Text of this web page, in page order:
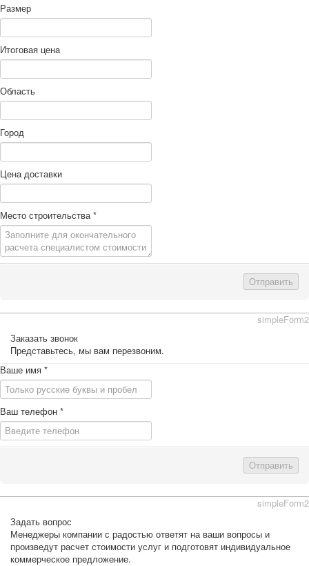
Размер
Итоговая цена
Область
Город
Цена доставки
Место строительства*
Отправить
simpleForm2
Заказать звонок
Представьтесь, мы вам перезвоним.
Ваше имя *
Ваш телефон *
Отправить
simpleForm2
Задать вопрос
Менеджеры компании с радостью ответят на ваши вопросы и
произведут расчет стоимости услуг и подготовят индивидуальное
коммерческое предложение.